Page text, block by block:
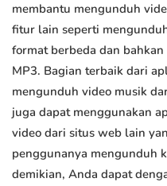
membantu mengunduh
fitur lain seperti
format berbeda dan
MP3. Bagian terbaik dari
mengunduh video musik
juga dapat menggunakan
video dari situs web lain
penggunanya mengunduh
demikian, Anda dapat